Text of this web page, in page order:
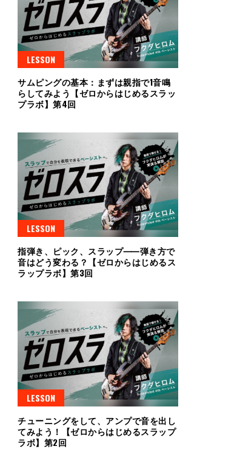
LESSON
サムピングの基本：まずは親指で1音鳴
らしてみよう【ゼロからはじめるスラッ
プラボ】第4回
LESSON
指弾き、ピック、スラップ⸺弾き方で
音はどう変わる？【ゼロからはじめるス
ラップラボ】第3回
LESSON
チューニングをして、アンプで音を出し
てみよう！【ゼロからはじめるスラップ
ラボ】第2回